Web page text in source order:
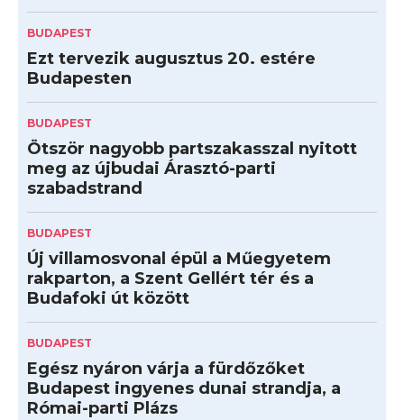
BUDAPEST
Ezt tervezik augusztus 20. estére
Budapesten
BUDAPEST
Ötször nagyobb partszakasszal nyitott
meg az újbudai Árasztó-parti
szabadstrand
BUDAPEST
Új villamosvonal épül a Műegyetem
rakparton, a Szent Gellért tér és a
Budafoki út között
BUDAPEST
Egész nyáron várja a fürdőzőket
Budapest ingyenes dunai strandja, a
Római-parti Plázs